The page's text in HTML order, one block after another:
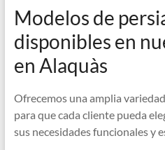
Modelos de
disponibles en
en Alaquàs
Ofrecemos una amplia
para que cada cliente pueda
sus necesidades funcionales y